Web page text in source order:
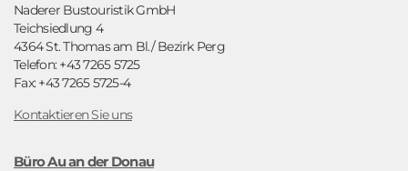
Naderer Bustouristik GmbH
Teichsiedlung 4
4364 St. Thomas am Bl./ Bezirk Perg
Telefon: +43 7265 5725
Fax: +43 7265 5725-4
Kontaktieren Sie uns
Büro Au an der Donau